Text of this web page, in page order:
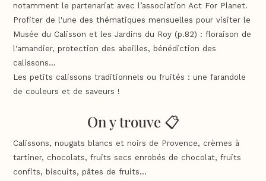
notamment le partenariat avec l’association Act For Planet.
Profiter de l'une des thématiques mensuelles pour visiter le
Musée du Calisson et les Jardins du Roy (p.82) : floraison de
l'amandier, protection des abeilles, bénédiction des
calissons…
Les petits calissons traditionnels ou fruités : une farandole
de couleurs et de saveurs !
On y trouve 📋
Calissons, nougats blancs et noirs de Provence, crèmes à
tartiner, chocolats, fruits secs enrobés de chocolat, fruits
confits, biscuits, pâtes de fruits…